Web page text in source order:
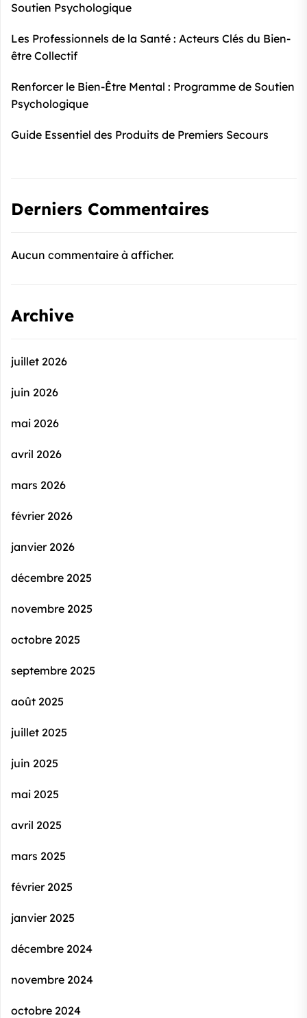
Soutien Psychologique
Les Professionnels de la Santé : Acteurs Clés du Bien-
être Collectif
Renforcer le Bien-Être Mental : Programme de Soutien
Psychologique
Guide Essentiel des Produits de Premiers Secours
Derniers Commentaires
Aucun commentaire à afficher.
Archive
juillet 2026
juin 2026
mai 2026
avril 2026
mars 2026
février 2026
janvier 2026
décembre 2025
novembre 2025
octobre 2025
septembre 2025
août 2025
juillet 2025
juin 2025
mai 2025
avril 2025
mars 2025
février 2025
janvier 2025
décembre 2024
novembre 2024
octobre 2024